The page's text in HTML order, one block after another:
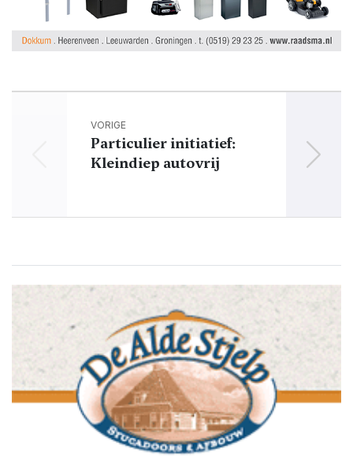
VORIGE
Particulier initiatief:
Kleindiep autovrij